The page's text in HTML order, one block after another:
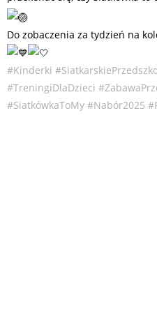
Do zobaczenia za tydzień na
#Kinderki
#TreningiDlaDzieci
#SiatkówkaToMy #Nabór2025